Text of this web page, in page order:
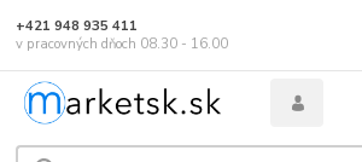
+421 948 935 411
v pracovných dňoch 08.30 - 16.00